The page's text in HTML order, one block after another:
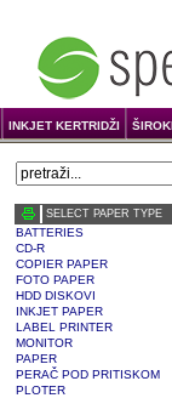
INKJET KERTRIDŽI
SELECT PAPER TYPE
BATTERIES
CD-R
COPIER PAPER
FOTO PAPER
HDD DISKOVI
INKJET PAPER
LABEL PRINTER
MONITOR
PAPER
PERAČ POD PRITISKOM
PLOTER